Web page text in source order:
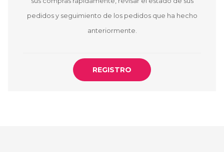
pedidos y seguimiento de los pedidos que ha hecho
anteriormente.